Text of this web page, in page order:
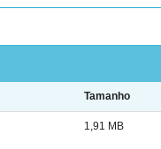
Tamanho
1,91 MB